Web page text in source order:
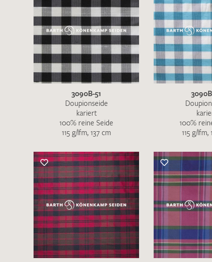
Es sind bisher keine Produkte auf Ihrer
Merkliste.
Sollten Sie dennoch eine individuelle
Musteranfrage stellen wollen,
Sie diese bitte im Feld "Anmerkungen".
3090B-51
Doupionseide
kariert
100% reine Seide
115 g/lfm, 137 cm
100%
115 g/lfm,